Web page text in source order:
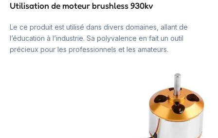
Utilisation de moteur brushless 930kv
Le ce produit est utilisé dans divers domaines, allant de
l’éducation à l’industrie. Sa polyvalence en fait un outil
précieux pour les professionnels et les amateurs.